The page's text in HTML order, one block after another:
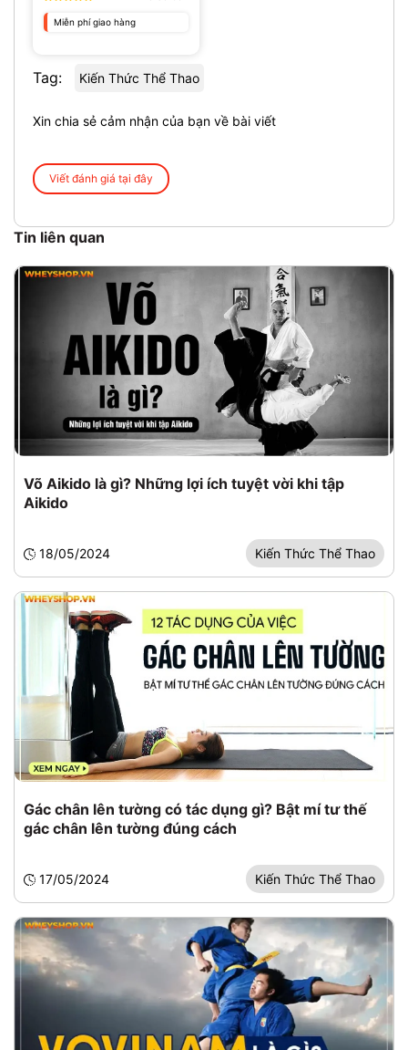
Miễn phí giao hàng
Tag: Kiến Thức Thể Thao
Xin chia sẻ cảm nhận của bạn về bài viết
Viết đánh giá tại đây
Tin liên quan
Võ Aikido là gì? Những lợi ích tuyệt vời khi tập
Aikido
18/05/2024 Kiến Thức Thể Thao
Gác chân lên tường có tác dụng gì? Bật mí tư thế
gác chân lên tường đúng cách
17/05/2024 Kiến Thức Thể Thao